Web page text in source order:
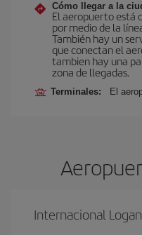
Cómo llegar a la
El aeropuerto está
por medio de la
También hay un
que conectan el
tambien hay una
zona de llegadas.
Terminales: El
Internacional Logan